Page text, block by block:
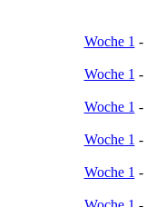
Woche 1 -
Woche 1 -
Woche 1 -
Woche 1 -
Woche 1 -